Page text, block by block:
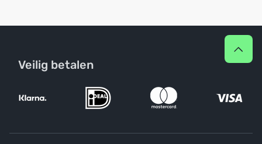
Veilig betalen